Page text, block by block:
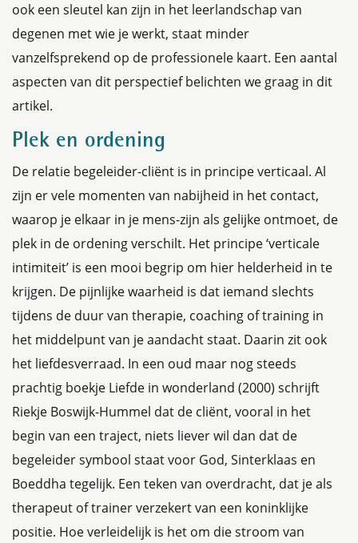
ook een sleutel kan zijn in het leerlandschap van
degenen met wie je werkt, staat minder
vanzelfsprekend op de professionele kaart. Een aantal
aspecten van dit perspectief belichten we graag in dit
artikel.
Plek en ordening
De relatie begeleider-cliënt is in principe verticaal. Al
zijn er vele momenten van nabijheid in het contact,
waarop je elkaar in je mens-zijn als gelijke ontmoet, de
plek in de ordening verschilt. Het principe ‘verticale
intimiteit’ is een mooi begrip om hier helderheid in te
krijgen. De pijnlijke waarheid is dat iemand slechts
tijdens de duur van therapie, coaching of training in
het middelpunt van je aandacht staat. Daarin zit ook
het liefdesverraad. In een oud maar nog steeds
prachtig boekje Liefde in wonderland (2000) schrijft
Riekje Boswijk-Hummel dat de cliënt, vooral in het
begin van een traject, niets liever wil dan dat de
begeleider symbool staat voor God, Sinterklaas en
Boeddha tegelijk. Een teken van overdracht, dat je als
therapeut of trainer verzekert van een koninklijke
positie. Hoe verleidelijk is het om die stroom van